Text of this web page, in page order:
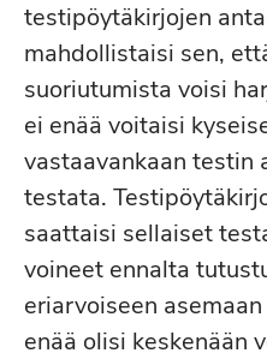
testipöytäkirjojen
mahdollistaisi sen,
suoriutumista voisi
ei enää voitaisi
vastaavankaan testin
testata.
saattaisi sellaiset
voineet ennalta
eriarvoiseen
enää olisi keskenään